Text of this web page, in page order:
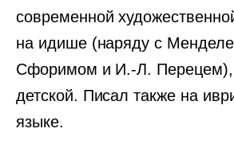
современной
на идише (наряду с
Сфоримом и И.-Л. Перецем),
детской. Писал также на
языке.